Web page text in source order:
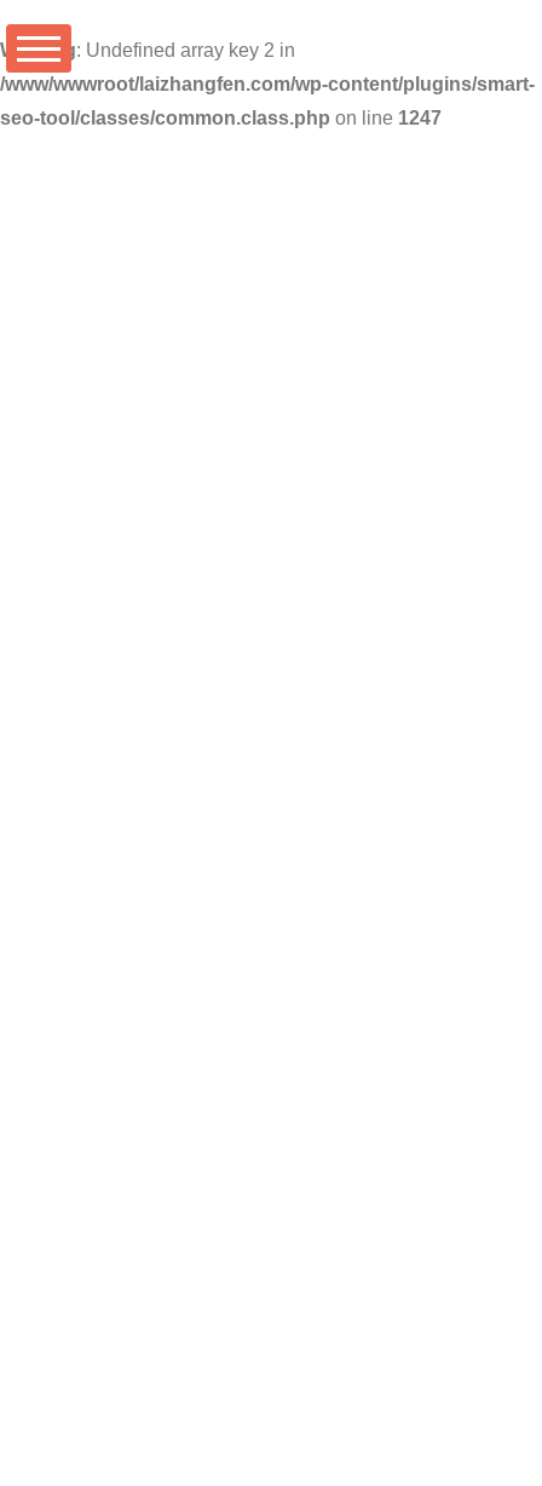
Warning: Undefined array key 2 in
/www/wwwroot/laizhangfen.com/wp-content/plugins/smart-
seo-tool/classes/common.class.php on line 1247